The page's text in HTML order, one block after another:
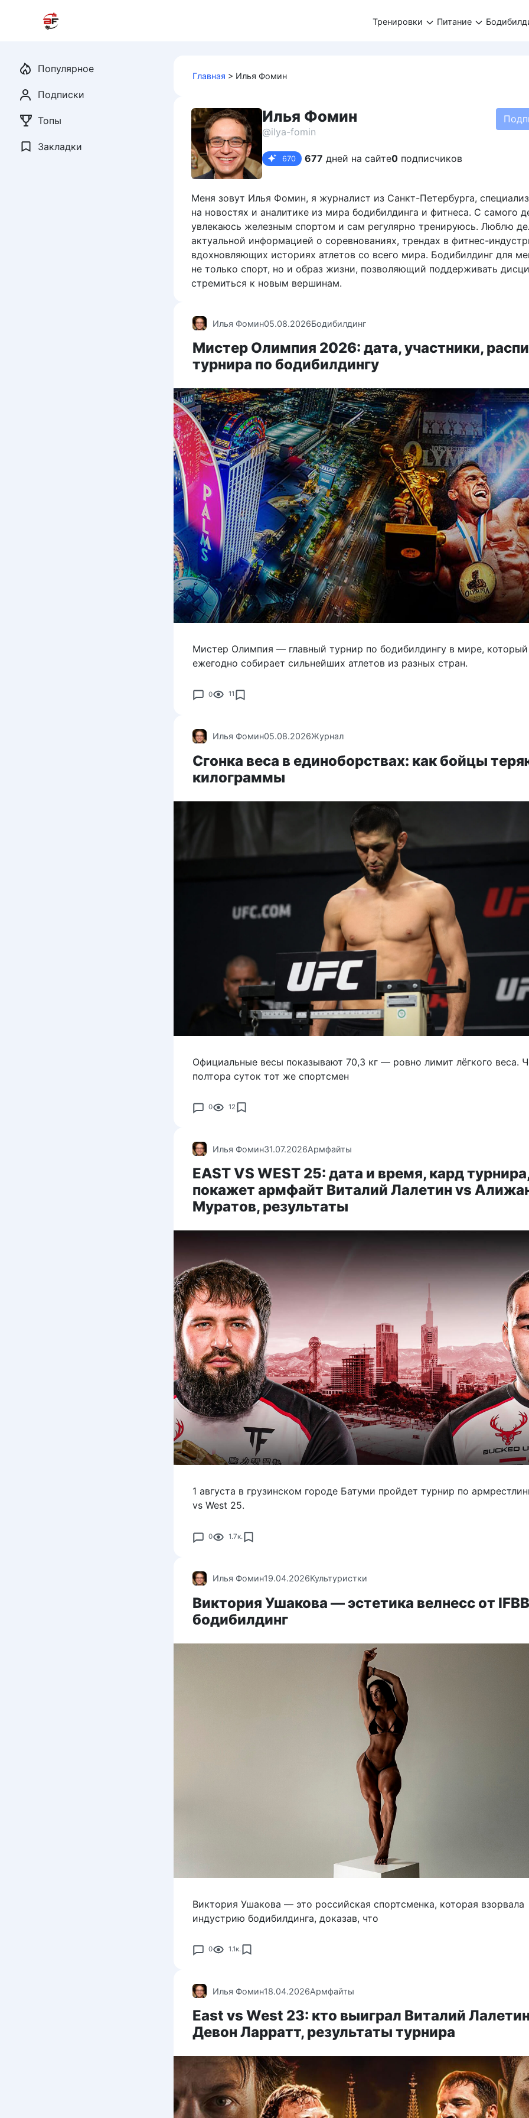
Тренировки Питание
Главная > Илья Фомин
Илья Фомин
@ilya-fomin
670 677 дней на сайте0 подписчиков
Меня зовут Илья Фомин, я журналист из Санкт-Петербурга,
на новостях и аналитике из мира бодибилдинга и фитнеса. С самого
увлекаюсь железным спортом и сам регулярно тренируюсь. Люблю
актуальной информацией о соревнованиях, трендах в фитнес-
вдохновляющих историях атлетов со всего мира. Бодибилдинг для
не только спорт, но и образ жизни, позволяющий поддерживать
стремиться к новым вершинам.
Илья Фомин05.08.2026Бодибилдинг
Мистер Олимпия 2026: дата, участники,
турнира по бодибилдингу
Мистер Олимпия — главный турнир по бодибилдингу в мире, который
ежегодно собирает сильнейших атлетов из разных стран.
0 11
Илья Фомин05.08.2026Журнал
Сгонка веса в единоборствах: как бойцы
килограммы
Официальные весы показывают 70,3 кг — ровно лимит лёгкого веса.
полтора суток тот же спортсмен
0 12
Илья Фомин31.07.2026Армфайты
EAST VS WEST 25: дата и время, кард
покажет армфайт Виталий Лалетин vs
Муратов, результаты
1 августа в грузинском городе Батуми пройдет турнир по
vs West 25.
0 1.7к.
Илья Фомин19.04.2026Культуристки
Виктория Ушакова — эстетика велнесс от
бодибилдинг
Виктория Ушакова — это российская спортсменка, которая взорвала
индустрию бодибилдинга, доказав, что
0 1.1к.
Илья Фомин18.04.2026Армфайты
East vs West 23: кто выиграл Виталий
Девон Ларратт, результаты турнира
Популярное
Подписки
Топы
Закладки